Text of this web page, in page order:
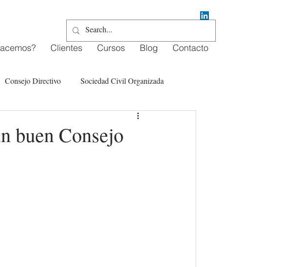
Clientes Cursos Blog Contacto
Consejo Directivo Sociedad Civil Organizada
buen Consejo